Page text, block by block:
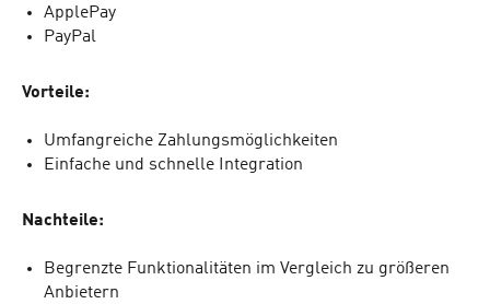
ApplePay
PayPal
Vorteile:
Umfangreiche Zahlungsmöglichkeiten
Einfache und schnelle Integration
Nachteile:
Begrenzte Funktionalitäten im Vergleich zu größeren
Anbietern